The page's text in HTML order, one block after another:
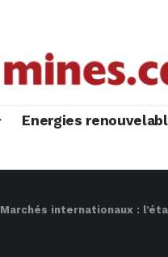
Energies
Marchés internationaux : l’étain, le